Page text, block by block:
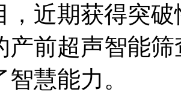
，近期获得突
产前超声智能
慧能力。